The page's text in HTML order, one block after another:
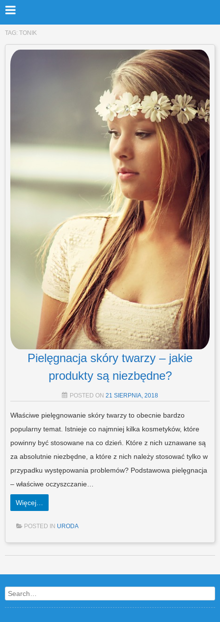
TAG: TONIK
Pielęgnacja skóry twarzy – jakie
produkty są niezbędne?
POSTED ON 21 SIERPNIA, 2018
Właściwe pielęgnowanie skóry twarzy to obecnie bardzo
popularny temat. Istnieje co najmniej kilka kosmetyków, które
powinny być stosowane na co dzień. Które z nich uznawane są
za absolutnie niezbędne, a które z nich należy stosować tylko w
przypadku występowania problemów? Podstawowa pielęgnacja
– właściwe oczyszczanie…
Więcej…
POSTED IN URODA
Post navigation
Search